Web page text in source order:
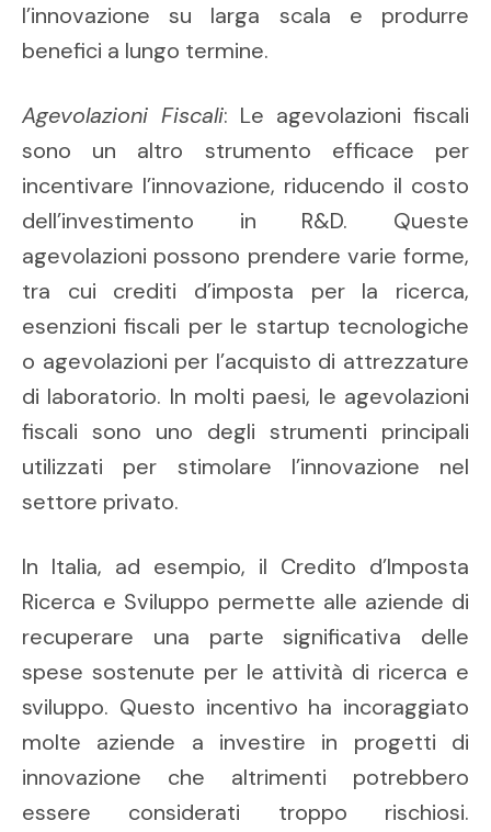
l’innovazione su larga scala e produrre
benefici a lungo termine.
Agevolazioni Fiscali: Le agevolazioni fiscali
sono un altro strumento efficace per
incentivare l’innovazione, riducendo il costo
dell’investimento in R&D. Queste
agevolazioni possono prendere varie forme,
tra cui crediti d’imposta per la ricerca,
esenzioni fiscali per le startup tecnologiche
o agevolazioni per l’acquisto di attrezzature
di laboratorio. In molti paesi, le agevolazioni
fiscali sono uno degli strumenti principali
utilizzati per stimolare l’innovazione nel
settore privato.
In Italia, ad esempio, il Credito d’Imposta
Ricerca e Sviluppo permette alle aziende di
recuperare una parte significativa delle
spese sostenute per le attività di ricerca e
sviluppo. Questo incentivo ha incoraggiato
molte aziende a investire in progetti di
innovazione che altrimenti potrebbero
essere considerati troppo rischiosi.